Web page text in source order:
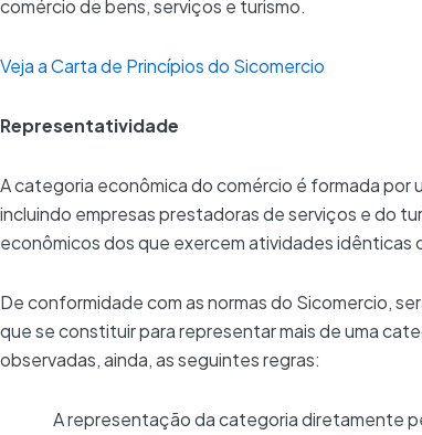
comércio de bens, serviços e turismo.
Veja a Carta de Princípios do Sicomercio
Representatividade
A categoria econômica do comércio é formada
incluindo empresas prestadoras de serviços e do
econômicos dos que exercem atividades idênticas
De conformidade com as normas do Sicomercio,
que se constituir para representar mais de uma
observadas, ainda, as seguintes regras:
A representação da categoria diretamente